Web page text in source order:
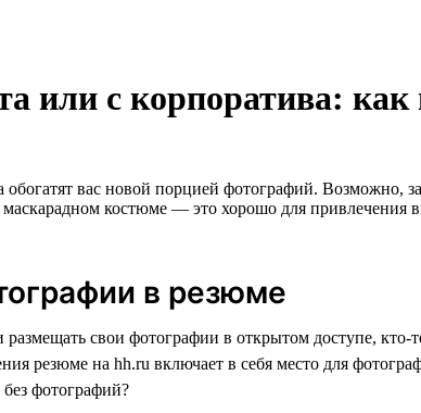
или с корпоратива:
обогатят вас новой порцией фотографий.
маскарадном костюме — это хорошо для
в резюме
свои фотографии в открытом доступе,
резюме на hh.ru включает в себя место для
фотографий?